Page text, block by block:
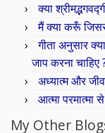
क्या
मैं क्या करूँ
गीता अनुसार
जाप करना चाहिए
अध्यात्म और
आत्मा परमात्मा
My Other